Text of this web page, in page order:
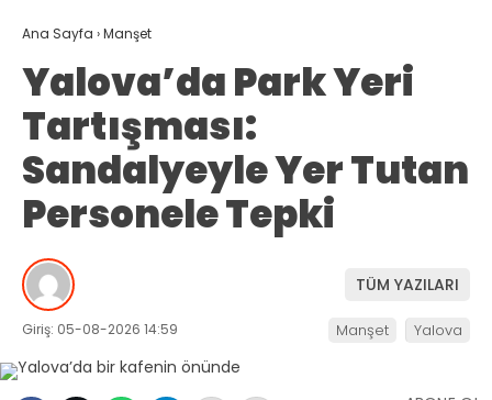
Ana Sayfa ›Manşet
Yalova’da Park Yeri
Tartışması:
Sandalyeyle Yer Tutan
Personele Tepki
TÜM YAZILARI
Giriş: 05-08-2026 14:59 Manşet Yalova